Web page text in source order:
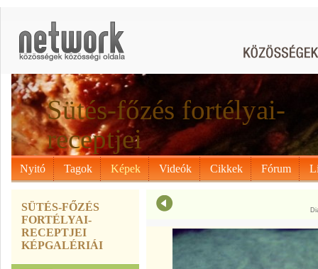
Sütés-főzés fortélyai-
receptjei
Nyitó Tagok Képek Videók Cikkek Fórum
SÜTÉS-FŐZÉS
FORTÉLYAI-
RECEPTJEI
KÉPGALÉRIÁI